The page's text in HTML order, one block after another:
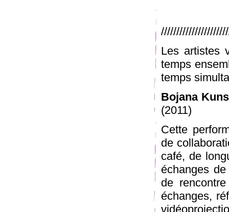
Les artistes
temps
temps
Bojana
(2011)
Cette
de
café, de
échanges
de
échanges,